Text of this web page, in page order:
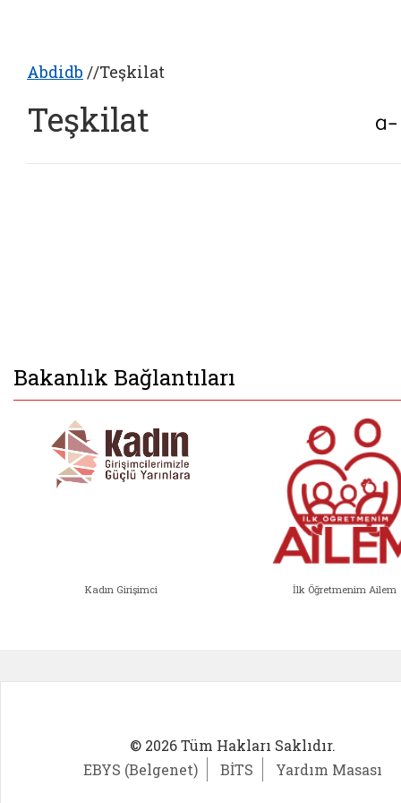
Abdidb /Belgeyi aç: yurt disi teskilati
/Teşkilat
Teşkilat
Bakanlık Bağlantıları
Kadın Girişimci İlk Öğretmenim Ailem
© 2026 Tüm Hakları Saklıdır.
EBYS (Belgenet)
BİTS Yardım Masası